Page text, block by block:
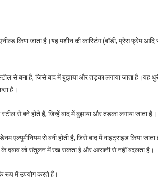
किया जाता है।यह मशीन की कास्टिंग (बॉडी, प्रेस फ्रेम
से बना है, जिसे बाद में बुझाया और तड़का लगाया जाता है।यह
है।
से बने होते हैं, जिन्हें बाद में बुझाया और तड़का लगाया जाता है।
एल्यूमीनियम से बनी होती है, जिसे बाद में नाइट्राइड किया
दबाव को संतुलन में रख सकता है और आसानी से नहीं बदलता है।
के रूप में उपयोग करते हैं।